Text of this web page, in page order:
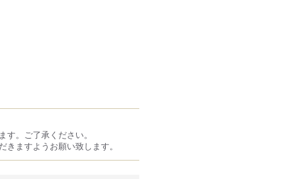
。ご了承ください。
ますようお願い致します。